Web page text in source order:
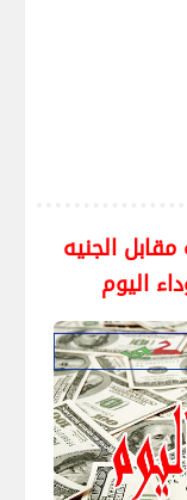
مقابل الجنيه
اليوم